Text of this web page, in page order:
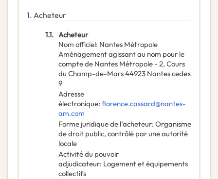
1. Acheteur
1.1. Acheteur
Nom officiel: Nantes Métropole
Aménagement agissant au nom pour le
compte de Nantes Métropole - 2, Cours
du Champ-de-Mars 44923 Nantes cedex
9
Adresse
électronique: florence.cassard@nantes-
am.com
Forme juridique de l’acheteur: Organisme
de droit public, contrôlé par une autorité
locale
Activité du pouvoir
adjudicateur: Logement et équipements
collectifs